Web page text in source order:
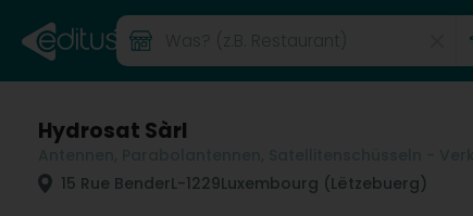
Hydrosat Sàrl
15 Rue BenderL-1229Luxembourg (Lëtzebuerg)